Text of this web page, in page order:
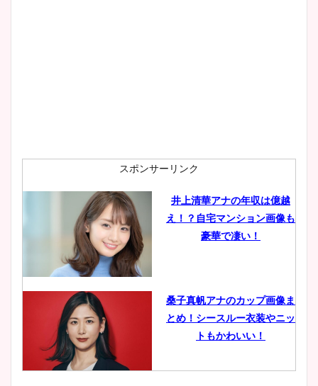
肉も凄い！
鈴木唯の太ってた時の体重が
ヤバすぎww原因や痩せたダ
豊島実季アナのカップ画像ま
とめ！美脚や水着姿に年齢も
スポンサーリンク
井上清華アナの年収は億越
え！？自宅マンション画像も
豪華で凄い！
桑子真帆アナのカップ画像ま
とめ！シースルー衣装やニッ
トもかわいい！